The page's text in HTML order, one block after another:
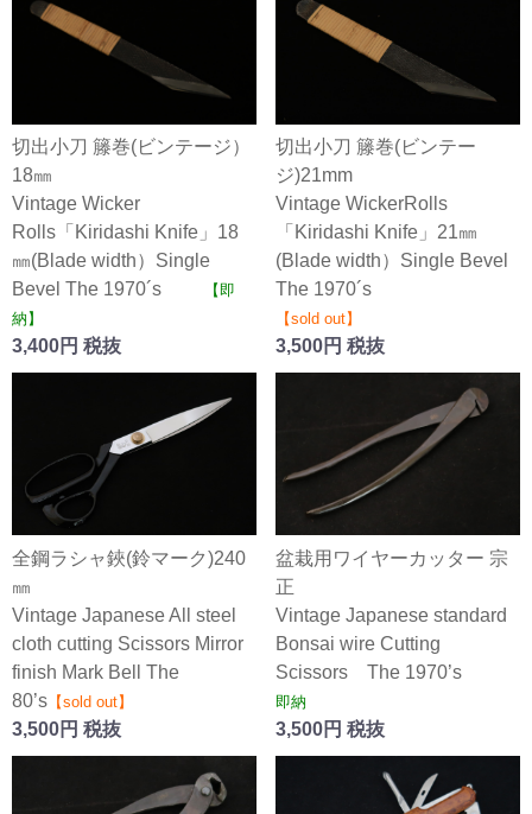
切出小刀 籐巻(ビンテージ）
18㎜
Vintage Wicker
Rolls「Kiridashi Knife」18
㎜(Blade width）Single
Bevel The 1970´s
【即
納】
3,400円 税抜
切出小刀 籐巻(ビンテー
ジ)21mm
Vintage WickerRolls
「Kiridashi Knife」21㎜
(Blade width）Single Bevel
The 1970´s
【sold out】
3,500円 税抜
全鋼ラシャ鋏(鈴マーク)240
㎜
Vintage Japanese All steel
cloth cutting Scissors Mirror
finish Mark Bell The
80’s 【sold out】
3,500円 税抜
盆栽用ワイヤーカッター 宗
正
Vintage Japanese standard
Bonsai wire Cutting
Scissors The 1970’s
即納
3,500円 税抜